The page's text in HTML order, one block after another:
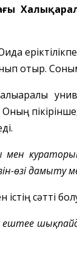
отыр.
Оның
өзі дамыту
істің сәтті
штеңе